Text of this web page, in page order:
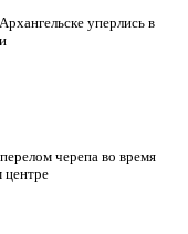
уперлись в
черепа во время
центре